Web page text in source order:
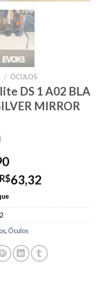
/ ÓCULOS
DS 1 A02 BLA
MIRROR
R$63,32
,Óculos